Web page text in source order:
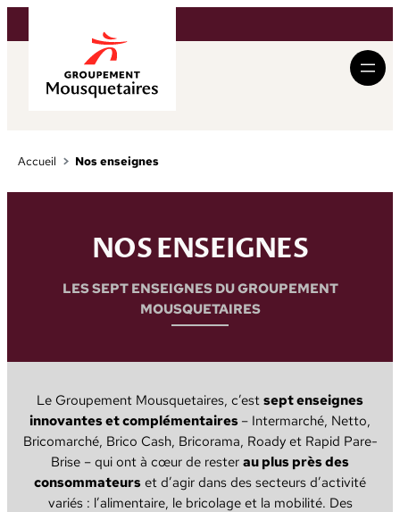
au
Accueil Nos enseignes
NOS ENSEIGNES
LES SEPT ENSEIGNES DU GROUPEMENT
MOUSQUETAIRES
Le Groupement Mousquetaires, c’est sept enseignes
innovantes et complémentaires – Intermarché, Netto,
Bricomarché, Brico Cash, Bricorama, Roady et Rapid Pare-
Brise – qui ont à cœur de rester au plus près des
consommateurs et d’agir dans des secteurs d’activité
variés : l’alimentaire, le bricolage et la mobilité. Des